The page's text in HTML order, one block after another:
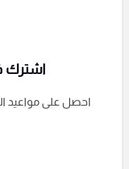
اشترك
احصل على مواعيد